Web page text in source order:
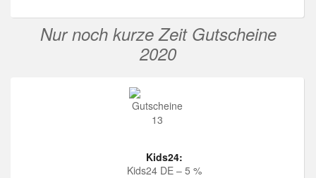
Nur noch kurze Zeit Gutscheine
2020
Kids24:
Kids24 DE – 5 %